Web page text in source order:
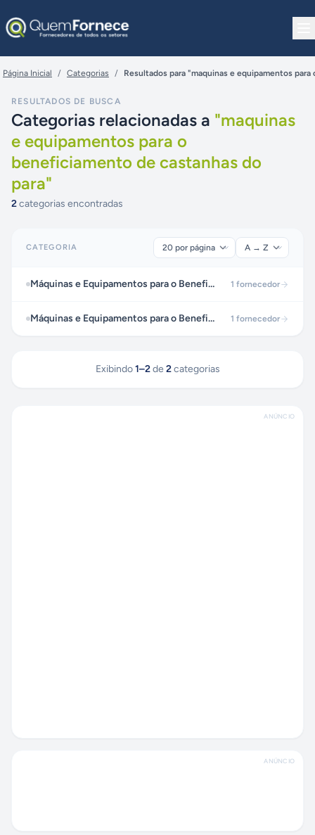
Página Inicial / Categorias / Resultados para "maquinas e equipamentos
RESULTADOS DE BUSCA
Categorias relacionadas a "maquinas
e equipamentos para o
beneficiamento de castanhas do
para"
2categorias encontradas
CATEGORIA
Máquinas e Equipamentos para o Beneficiamento de Castanhas de Cajú 1 fornecedor
Máquinas e Equipamentos para o Beneficiamento de Castanhas do Pará 1 fornecedor
Exibindo 1–2 de 2 categorias
ANÚNCIO
ANÚNCIO